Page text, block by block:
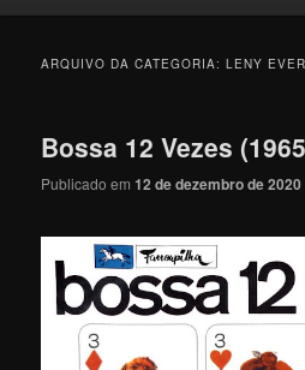
ARQUIVO DA CATEGORIA:LENY
Bossa 12 Vezes
Publicado em12 de dezembro de 2020